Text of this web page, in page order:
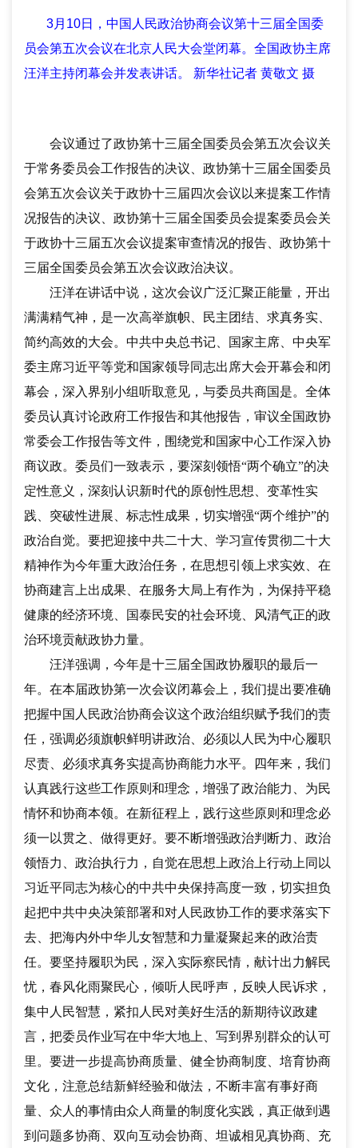
3月10日，中国人民政治协商会议第十三届全国委
员会第五次会议在北京人民大会堂闭幕。全国政协主席
汪洋主持闭幕会并发表讲话。 新华社记者 黄敬文 摄
会议通过了政协第十三届全国委员会第五次会议关
于常务委员会工作报告的决议、政协第十三届全国委员
会第五次会议关于政协十三届四次会议以来提案工作情
况报告的决议、政协第十三届全国委员会提案委员会关
于政协十三届五次会议提案审查情况的报告、政协第十
三届全国委员会第五次会议政治决议。
汪洋在讲话中说，这次会议广泛汇聚正能量，开出
满满精气神，是一次高举旗帜、民主团结、求真务实、
简约高效的大会。中共中央总书记、国家主席、中央军
委主席习近平等党和国家领导同志出席大会开幕会和闭
幕会，深入界别小组听取意见，与委员共商国是。全体
委员认真讨论政府工作报告和其他报告，审议全国政协
常委会工作报告等文件，围绕党和国家中心工作深入协
商议政。委员们一致表示，要深刻领悟“两个确立”的决
定性意义，深刻认识新时代的原创性思想、变革性实
践、突破性进展、标志性成果，切实增强“两个维护”的
政治自觉。要把迎接中共二十大、学习宣传贯彻二十大
精神作为今年重大政治任务，在思想引领上求实效、在
协商建言上出成果、在服务大局上有作为，为保持平稳
健康的经济环境、国泰民安的社会环境、风清气正的政
治环境贡献政协力量。
汪洋强调，今年是十三届全国政协履职的最后一
年。在本届政协第一次会议闭幕会上，我们提出要准确
把握中国人民政治协商会议这个政治组织赋予我们的责
任，强调必须旗帜鲜明讲政治、必须以人民为中心履职
尽责、必须求真务实提高协商能力水平。四年来，我们
认真践行这些工作原则和理念，增强了政治能力、为民
情怀和协商本领。在新征程上，践行这些原则和理念必
须一以贯之、做得更好。要不断增强政治判断力、政治
领悟力、政治执行力，自觉在思想上政治上行动上同以
习近平同志为核心的中共中央保持高度一致，切实担负
起把中共中央决策部署和对人民政协工作的要求落实下
去、把海内外中华儿女智慧和力量凝聚起来的政治责
任。要坚持履职为民，深入实际察民情，献计出力解民
忧，春风化雨聚民心，倾听人民呼声，反映人民诉求，
集中人民智慧，紧扣人民对美好生活的新期待议政建
言，把委员作业写在中华大地上、写到界别群众的认可
里。要进一步提高协商质量、健全协商制度、培育协商
文化，注意总结新鲜经验和做法，不断丰富有事好商
量、众人的事情由众人商量的制度化实践，真正做到遇
到问题多协商、双向互动会协商、坦诚相见真协商、充